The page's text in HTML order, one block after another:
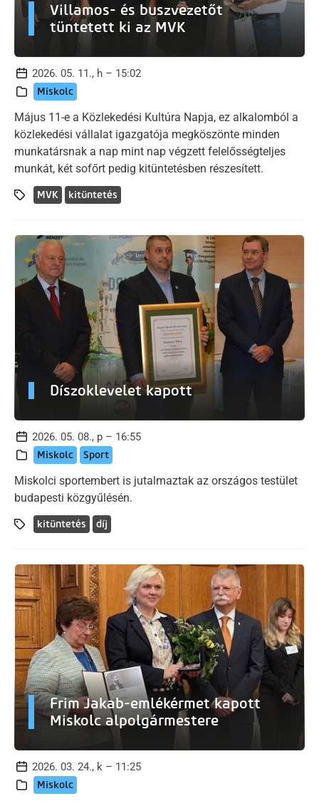
Villamos- és buszvezetőt
tüntetett ki az MVK
2026. 05. 11., h – 15:02
Miskolc
Május 11-e a Közlekedési Kultúra Napja, ez alkalomból a
közlekedési vállalat igazgatója megköszönte minden
munkatársnak a nap mint nap végzett felelősségteljes
munkát, két sofőrt pedig kitüntetésben részesített.
MVK kitüntetés
Díszoklevelet kapott
2026. 05. 08., p – 16:55
Miskolc Sport
Miskolci sportembert is jutalmaztak az országos testület
budapesti közgyűlésén.
kitüntetés díj
Frim Jakab-emlékérmet kapott
Miskolc alpolgármestere
2026. 03. 24., k – 11:25
Miskolc